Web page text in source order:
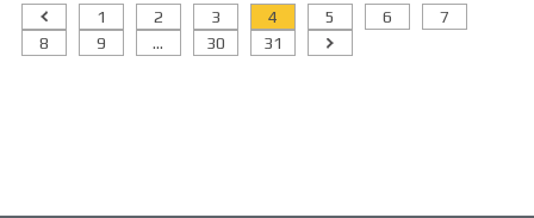
1 2 3 4 5 6
7
8
9 ... 30 31